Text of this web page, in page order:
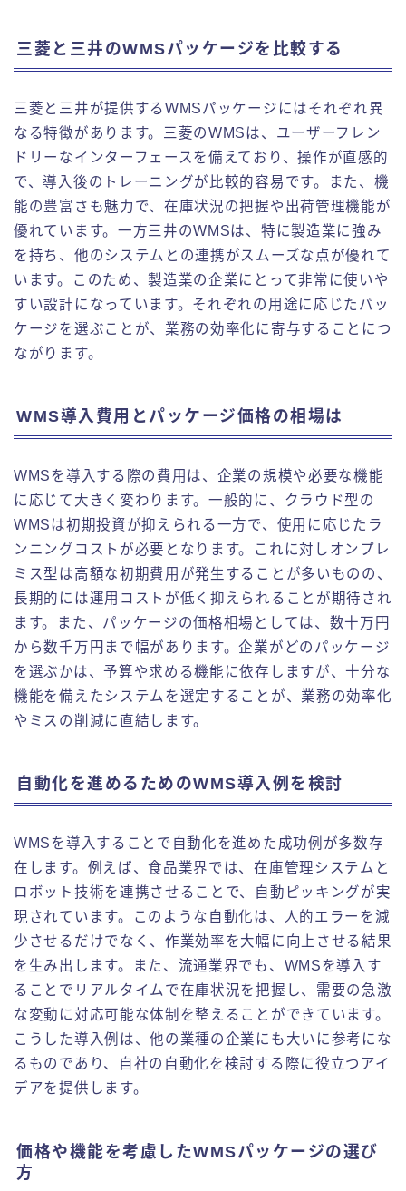
三菱と三井のWMSパッケージを比較する
三菱と三井が提供するWMSパッケージにはそれぞれ異
なる特徴があります。三菱のWMSは、ユーザーフレン
ドリーなインターフェースを備えており、操作が直感的
で、導入後のトレーニングが比較的容易です。また、機
能の豊富さも魅力で、在庫状況の把握や出荷管理機能が
優れています。一方三井のWMSは、特に製造業に強み
を持ち、他のシステムとの連携がスムーズな点が優れて
います。このため、製造業の企業にとって非常に使いや
すい設計になっています。それぞれの用途に応じたパッ
ケージを選ぶことが、業務の効率化に寄与することにつ
ながります。
WMS導入費用とパッケージ価格の相場は
WMSを導入する際の費用は、企業の規模や必要な機能
に応じて大きく変わります。一般的に、クラウド型の
WMSは初期投資が抑えられる一方で、使用に応じたラ
ンニングコストが必要となります。これに対しオンプレ
ミス型は高額な初期費用が発生することが多いものの、
長期的には運用コストが低く抑えられることが期待され
ます。また、パッケージの価格相場としては、数十万円
から数千万円まで幅があります。企業がどのパッケージ
を選ぶかは、予算や求める機能に依存しますが、十分な
機能を備えたシステムを選定することが、業務の効率化
やミスの削減に直結します。
自動化を進めるためのWMS導入例を検討
WMSを導入することで自動化を進めた成功例が多数存
在します。例えば、食品業界では、在庫管理システムと
ロボット技術を連携させることで、自動ピッキングが実
現されています。このような自動化は、人的エラーを減
少させるだけでなく、作業効率を大幅に向上させる結果
を生み出します。また、流通業界でも、WMSを導入す
ることでリアルタイムで在庫状況を把握し、需要の急激
な変動に対応可能な体制を整えることができています。
こうした導入例は、他の業種の企業にも大いに参考にな
るものであり、自社の自動化を検討する際に役立つアイ
デアを提供します。
価格や機能を考慮したWMSパッケージの選び
方